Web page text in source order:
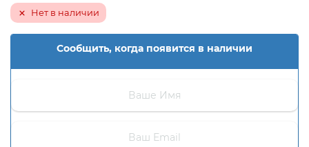
Нет в наличии
Сообщить, когда появится в наличии